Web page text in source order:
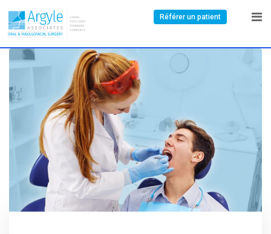
Référer un patient